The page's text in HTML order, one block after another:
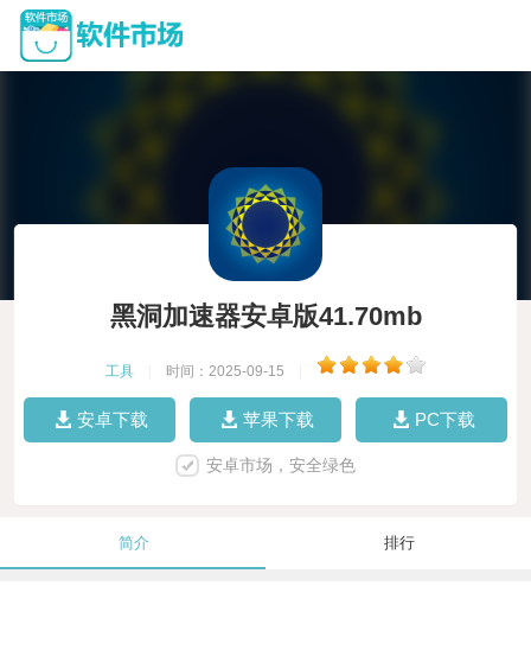
黑洞加速器安卓版41.70mb
工具 时间：2025-09-15
安卓下载 苹果下载 PC下载
安卓市场，安全绿色
简介 排行